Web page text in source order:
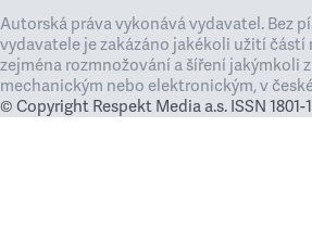
Autorská práva vykonává vydavatel. Bez
vydavatele je zakázáno jakékoli užití částí
zejména rozmnožování a šíření jakýmkoli
mechanickým nebo elektronickým, v
© Copyright Respekt Media a.s. ISSN 1801-